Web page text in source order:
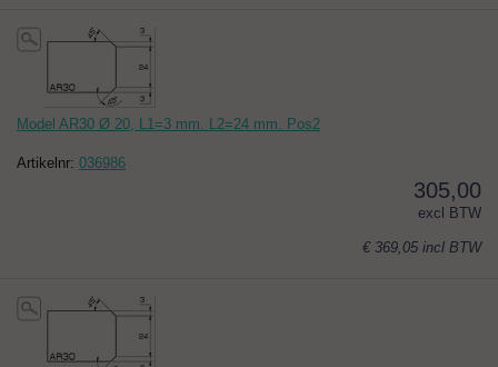
Model AR30 Ø 20, L1=3 mm. L2=24 mm. Pos2
Artikelnr: 036986
305,00
excl BTW
€ 369,05 incl BTW